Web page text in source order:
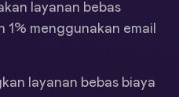
layanan bebas
menggunakan email
layanan bebas biaya